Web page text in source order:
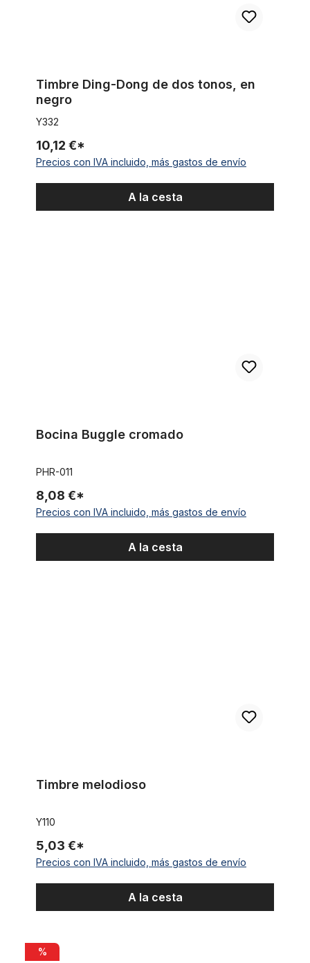
Timbre Ding-Dong de dos tonos, en
negro
Y332
10,12 €*
Precios con IVA incluido, más gastos de envío
A la cesta
Bocina Buggle cromado
PHR-011
8,08 €*
Precios con IVA incluido, más gastos de envío
A la cesta
Timbre melodioso
Y110
5,03 €*
Precios con IVA incluido, más gastos de envío
A la cesta
GoGo - Mopedsound sin pilas
%